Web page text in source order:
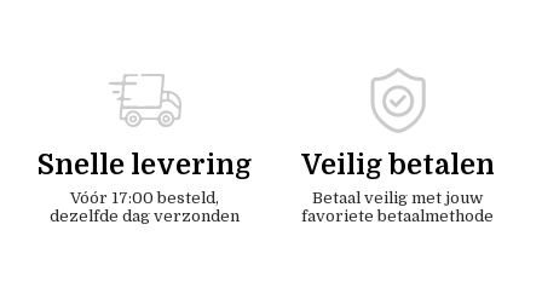
Snelle levering
Vóór 17:00 besteld,
dezelfde dag verzonden
Veilig betalen
Betaal veilig met jouw
favoriete betaalmethode